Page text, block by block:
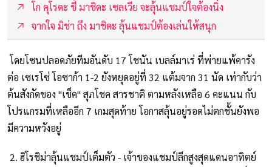
โก คุโรดะ ชี้ มาชิดะ เซลเวีย จะลุ้นแชมป์ใจต้องนิ่ง
จากใจ มิช่า ถึง มาชิดะ ลุ้นแชมป์ต้องเล่นให้สนุก
โดยโซนปลอดภัยทีมอันดับ 17 โชนัน เบลล์มาเร่ ที่พ่ายแพ้คารัง
ต่อ เซเรโซ่ โอซาก้า 1-2 ยังหยุดอยู่ที่ 32 แต้มจาก 31 นัด เท่ากับว่า
ต้นสังกัดของ "เช็ค" สุภโชค สารชาติ ตามหลังเหลือ 6 คะแนน กับ
โปรแกรมที่เหลืออีก 7 เกมสุดท้าย โอกาสลุ้นอยู่รอดไม่ตกชั้นยังพอ
มีความหวังอยู่
2. ฮิโรชิม่าลุ้นแชมป์เต็มตัว - เจ้าของแชมป์ลีกสูงสุดแดนอาทิตย์